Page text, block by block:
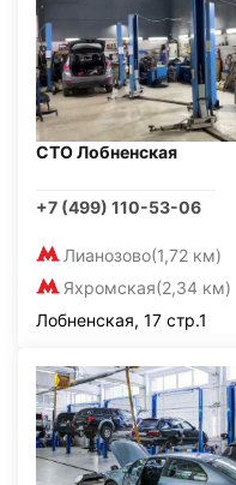
СТО Лобненская
+7 (499) 110-53-06
Лианозово(1,72 км)
Яхромская(2,34 км)
Лобненская, 17 стр.1